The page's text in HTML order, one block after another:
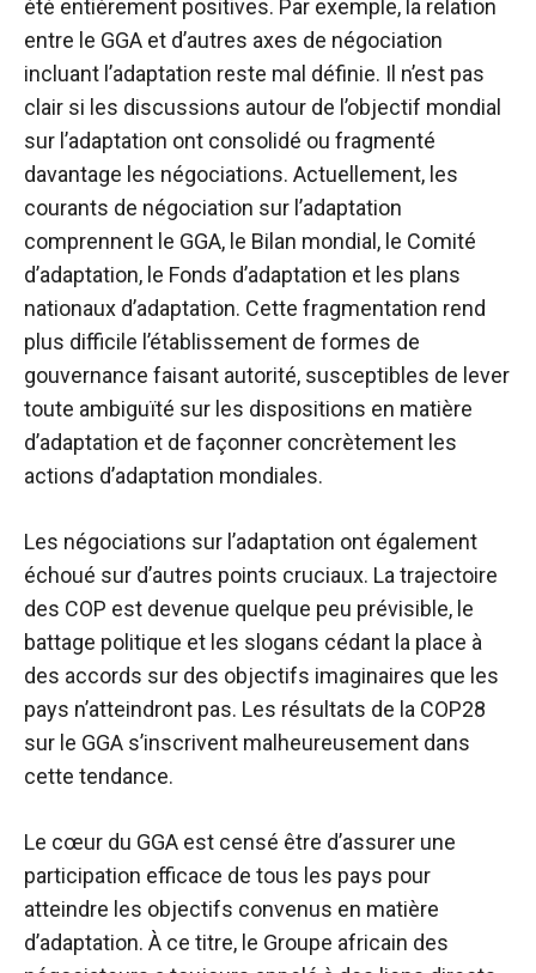
été entièrement positives. Par exemple, la relation
entre le GGA et d’autres axes de négociation
incluant l’adaptation reste mal définie. Il n’est pas
clair si les discussions autour de l’objectif mondial
sur l’adaptation ont consolidé ou fragmenté
davantage les négociations. Actuellement, les
courants de négociation sur l’adaptation
comprennent le GGA, le Bilan mondial, le Comité
d’adaptation, le Fonds d’adaptation et les plans
nationaux d’adaptation. Cette fragmentation rend
plus difficile l’établissement de formes de
gouvernance faisant autorité, susceptibles de lever
toute ambiguïté sur les dispositions en matière
d’adaptation et de façonner concrètement les
actions d’adaptation mondiales.
Les négociations sur l’adaptation ont également
échoué sur d’autres points cruciaux. La trajectoire
des COP est devenue quelque peu prévisible, le
battage politique et les slogans cédant la place à
des accords sur des objectifs imaginaires que les
pays n’atteindront pas. Les résultats de la COP28
sur le GGA s’inscrivent malheureusement dans
cette tendance.
Le cœur du GGA est censé être d’assurer une
participation efficace de tous les pays pour
atteindre les objectifs convenus en matière
d’adaptation. À ce titre, le Groupe africain des